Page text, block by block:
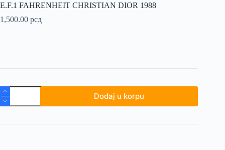
E.F.1 FAHRENHEIT CHRISTIAN DIOR 1988
1,500.00 рсд
E.F.1
FAHRENHEIT
CHRISTIAN
1988
Dodaj u korpu